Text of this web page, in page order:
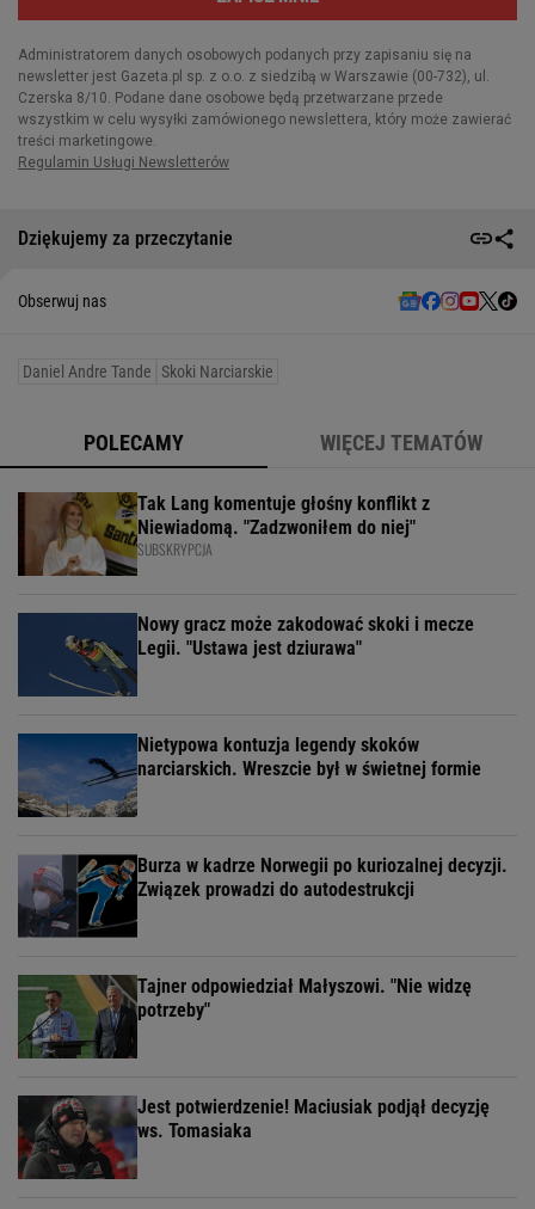
Dziękujemy za przeczytanie
Obserwuj nas
Daniel Andre Tande Skoki Narciarskie
POLECAMY WIĘCEJ TEMATÓW
Tak Lang komentuje głośny konflikt z
Niewiadomą. "Zadzwoniłem do niej"
SUBSKRYPCJA
Nowy gracz może zakodować skoki i mecze
Legii. "Ustawa jest dziurawa"
Nietypowa kontuzja legendy skoków
narciarskich. Wreszcie był w świetnej formie
Burza w kadrze Norwegii po kuriozalnej decyzji.
Związek prowadzi do autodestrukcji
Tajner odpowiedział Małyszowi. "Nie widzę
potrzeby"
Jest potwierdzenie! Maciusiak podjął decyzję
ws. Tomasiaka